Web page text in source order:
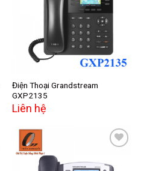
Add to
wishlist
Điện Thoại Grandstream
GXP2135
Liên hệ